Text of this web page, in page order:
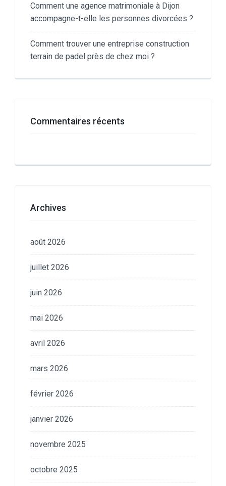
Comment une agence matrimoniale à Dijon
accompagne-t-elle les personnes divorcées ?
Comment trouver une entreprise construction
terrain de padel près de chez moi ?
Commentaires récents
Archives
août 2026
juillet 2026
juin 2026
mai 2026
avril 2026
mars 2026
février 2026
janvier 2026
novembre 2025
octobre 2025